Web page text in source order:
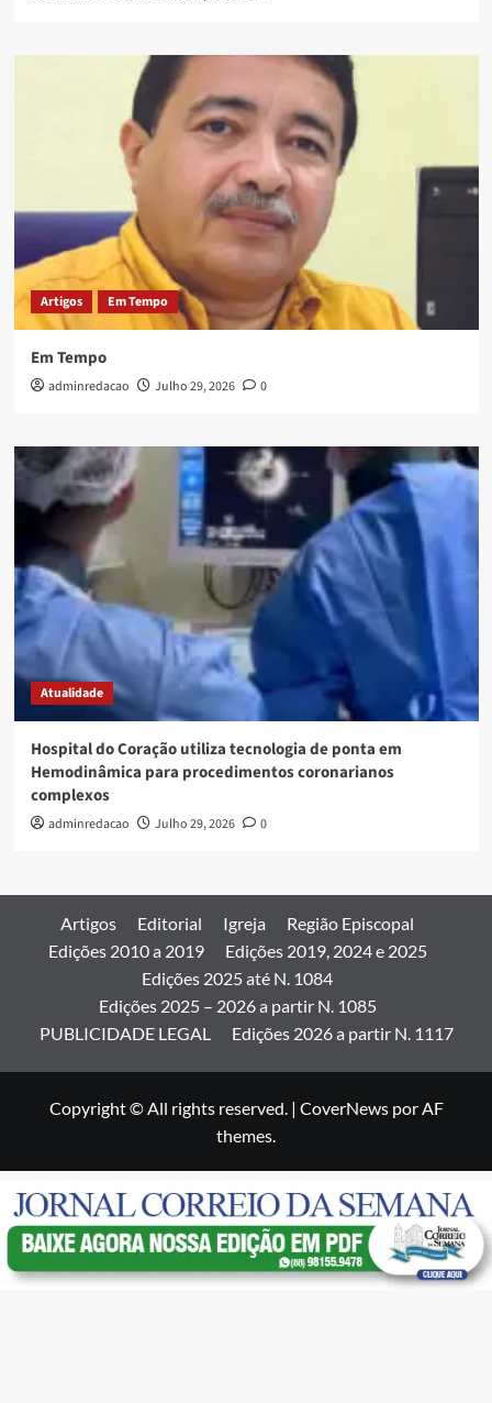
Artigos Em Tempo
Em Tempo
adminredacao Julho 29, 2026 0
Atualidade
Hospital do Coração utiliza tecnologia de ponta em
Hemodinâmica para procedimentos coronarianos
complexos
adminredacao Julho 29, 2026 0
Artigos Editorial Igreja
Região Episcopal
Edições 2010 a 2019
Edições 2019, 2024 e 2025
Edições 2025 até N. 1084
Edições 2025 – 2026 a partir N. 1085
PUBLICIDADE LEGAL
Edições 2026 a partir N. 1117
Copyright © All rights reserved. | CoverNewspor AF
themes.